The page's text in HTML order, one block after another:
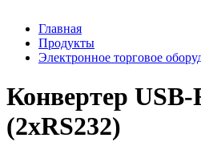
Главная
Продукты
Электронное торговое
Конвертер USB-
(2хRS232)